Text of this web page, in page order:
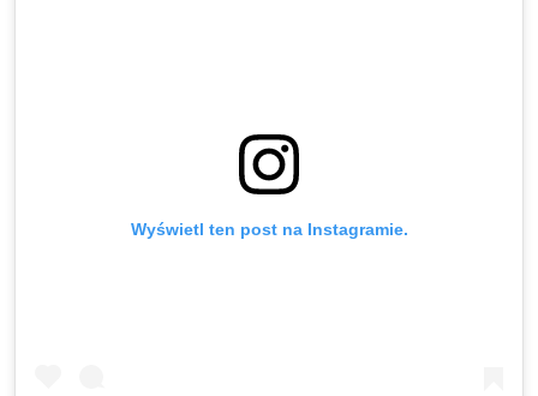
Wyświetl ten post na Instagramie.